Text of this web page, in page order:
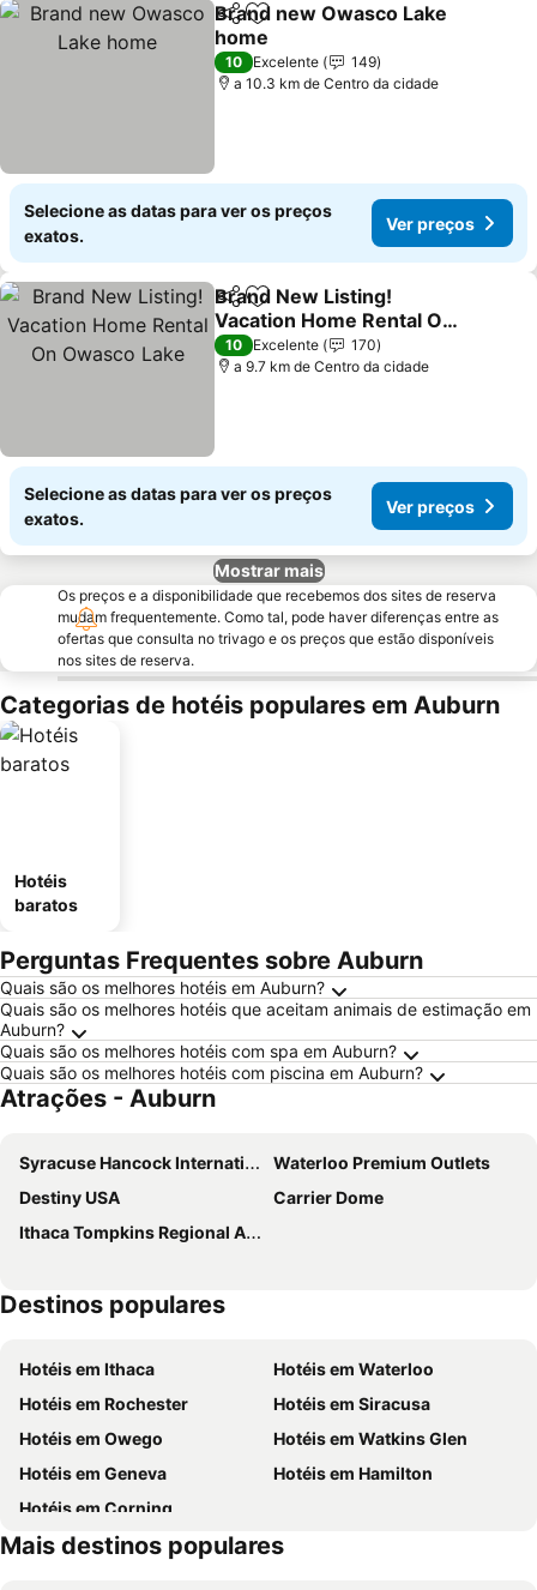
PartilharAdicionar aos favoritos
Brand new Owasco Lake
home
Ver preços
10 Excelente
149
a 10.3 km de Centro da cidade
Selecione as datas para ver os preços
exatos.
Ver preços
PartilharAdicionar aos favoritos
Brand New Listing!
Vacation Home Rental On
Owasco Lake
Ver preços
10 Excelente
170
a 9.7 km de Centro da cidade
Selecione as datas para ver os preços
exatos.
Ver preços
Mostrar mais
Os preços e a disponibilidade que recebemos dos sites de reserva
mudam frequentemente. Como tal, pode haver diferenças entre as
ofertas que consulta no trivago e os preços que estão disponíveis
nos sites de reserva.
Categorias de hotéis populares em Auburn
Hotéis
baratos
Perguntas Frequentes sobre Auburn
Quais são os melhores hotéis em Auburn?
Quais são os melhores hotéis que aceitam animais de estimação em
Auburn?
Quais são os melhores hotéis com spa em Auburn?
Quais são os melhores hotéis com piscina em Auburn?
Atrações - Auburn
Syracuse Hancock International Airport
Waterloo Premium Outlets
Destiny USA
Carrier Dome
Ithaca Tompkins Regional Airport
Destinos populares
Hotéis em Ithaca
Hotéis em Waterloo
Hotéis em Rochester
Hotéis em Siracusa
Hotéis em Owego
Hotéis em Watkins Glen
Hotéis em Geneva
Hotéis em Hamilton
Hotéis em Corning
Mais destinos populares